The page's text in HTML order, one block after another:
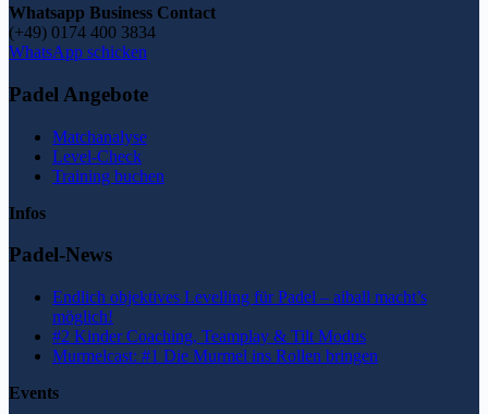
Whatsapp Business Contact
(+49) 0174 400 3834
WhatsApp schicken
Padel Angebote
Matchanalyse
Level-Check
Training buchen
Infos
Padel-News
Endlich objektives Levelling für Padel – aiball macht’s
möglich!
#2 Kinder Coaching, Teamplay & Tilt Modus
Murmelcast: #1 Die Murmel ins Rollen bringen
Events